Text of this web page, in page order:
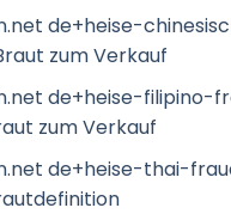
de+heise-
zum Verkauf
de+heise-filipino-
zum Verkauf
de+heise-thai-